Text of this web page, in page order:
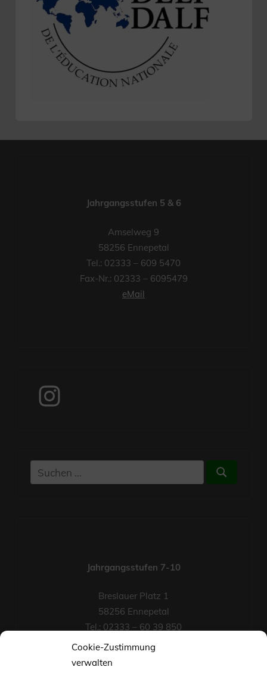
Cookie-Zustimmung
verwalten
Jahrgangsstufen 5 & 6
Amselweg 9
58256 Ennepetal
Tel.: 02333 – 609 5470
Fax-Nr.: 02333 – 6095479
eMail
Instagram
Suchen
nach:
Suchen
Jahrgangsstufen 7-10
Breslauer Platz 1
58256 Ennepetal
Tel.: 02333 – 60 39 850
Fax-Nr.: 02333 – 60 39 852